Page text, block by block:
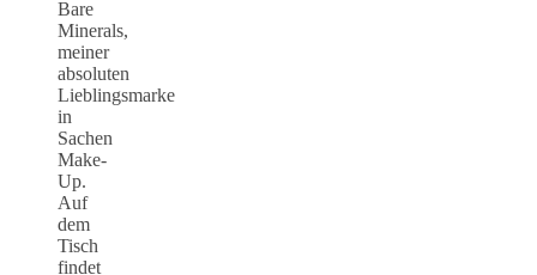
Bare
Minerals,
meiner
absoluten
Lieblingsmarke
in
Sachen
Make-
Up.
Auf
dem
Tisch
findet